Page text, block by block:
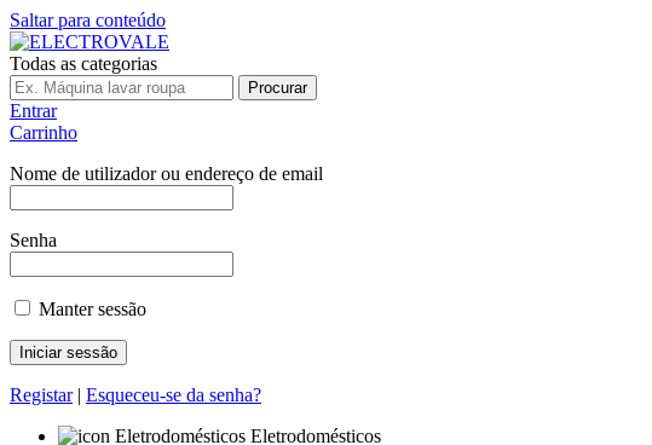
Saltar para conteúdo
Todas as categorias
Procurar
Entrar
Carrinho
Nome de utilizador ou endereço de email
Senha
Manter sessão
Registar| Esqueceu-se da senha?
Eletrodomésticos